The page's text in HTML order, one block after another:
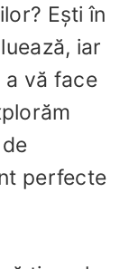
Ești în
iar
vă face
perfecte